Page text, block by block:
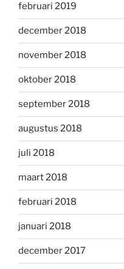
februari 2019
december 2018
november 2018
oktober 2018
september 2018
augustus 2018
juli 2018
maart 2018
februari 2018
januari 2018
december 2017